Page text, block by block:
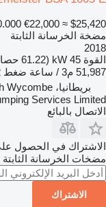
€22,000 ≈ $25,420
مضخة الخرسانة الثابتة
2018
القوة 45 kW (61.22 حصان)
51,987 م3 / ساعة
ضغط
بريطانيا، High Wycombe
Services Limited
الاتصال بالبائع
الاشتراك في الحصول
مضخات الخرسانة الثابتة
الاشتراك